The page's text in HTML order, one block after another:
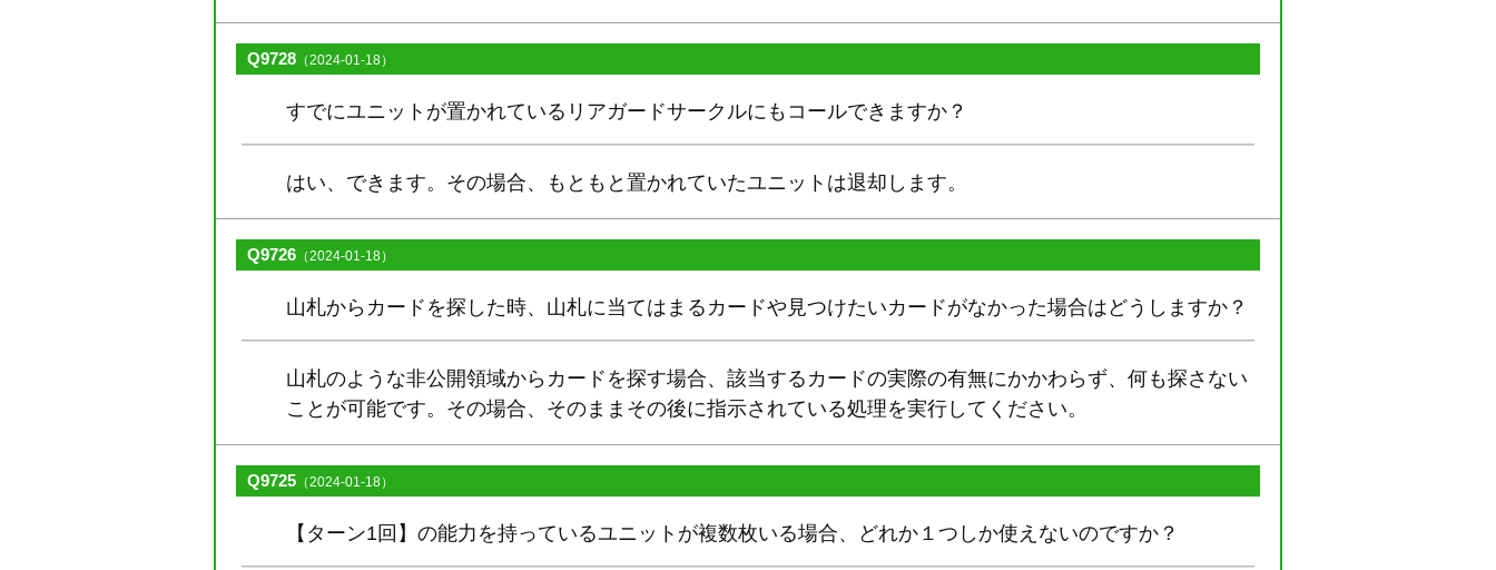
Q9728 （2024-01-18）
すでにユニットが置かれているリアガードサークルにもコールできますか？
はい、できます。その場合、もともと置かれていたユニットは退却します。
Q9726 （2024-01-18）
山札からカードを探した時、山札に当てはまるカードや見つけたいカードがなかった場合はどうしますか？
山札のような非公開領域からカードを探す場合、該当するカードの実際の有無にかかわらず、何も探さない
ことが可能です。その場合、そのままその後に指示されている処理を実行してください。
Q9725 （2024-01-18）
【ターン1回】の能力を持っているユニットが複数枚いる場合、どれか１つしか使えないのですか？